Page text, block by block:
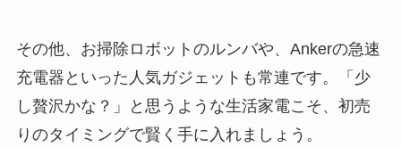
その他、お掃除ロボットのルンバや、Ankerの急速
充電器といった人気ガジェットも常連です。「少
し贅沢かな？」と思うような生活家電こそ、初売
りのタイミングで賢く手に入れましょう。